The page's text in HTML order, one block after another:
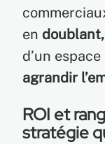
en
d’un
agrandir
ROI et
stratégie